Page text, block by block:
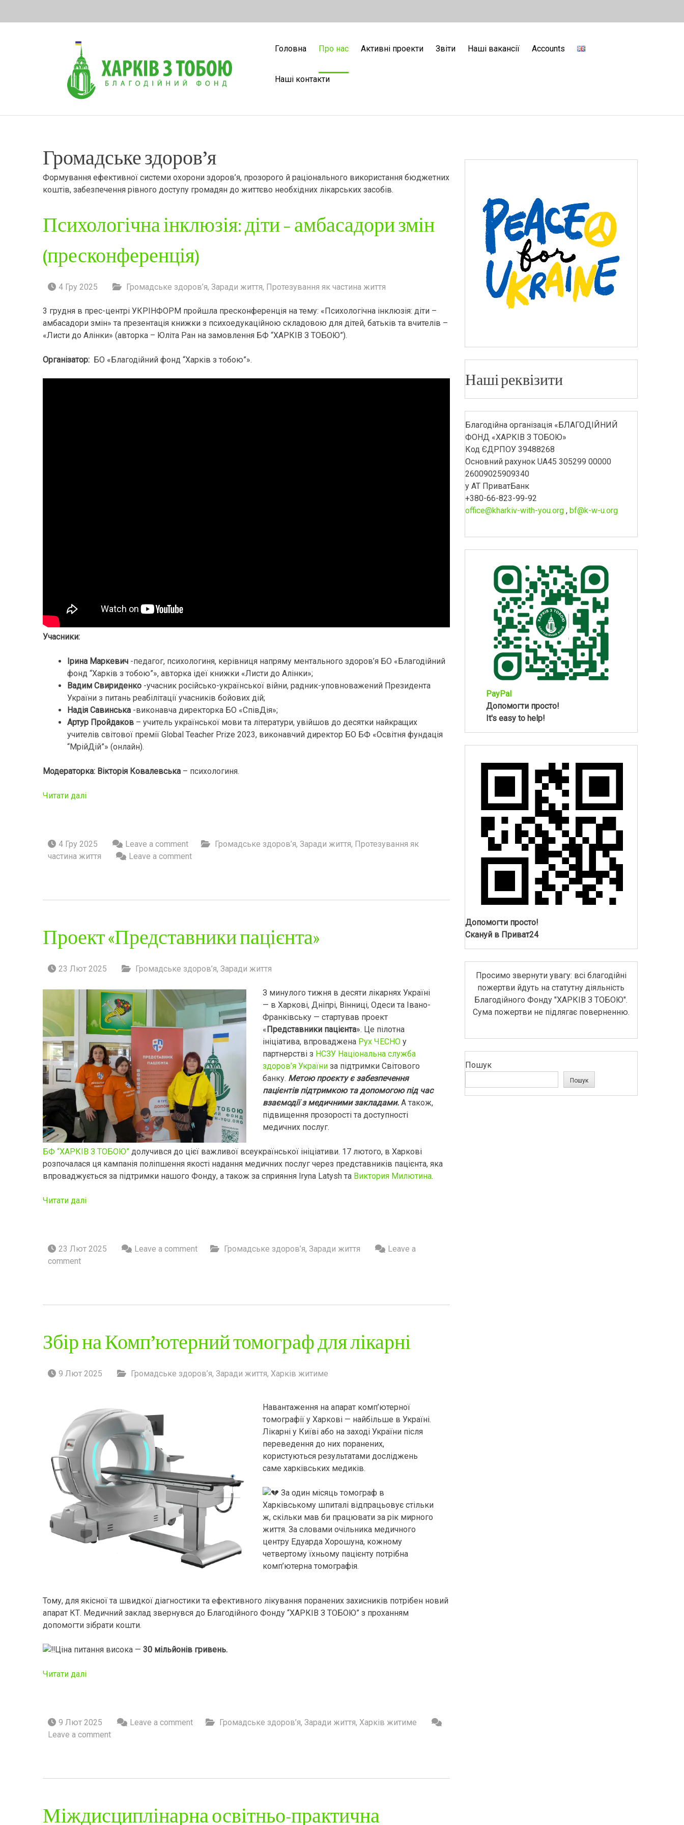
Головна
Про нас Активні проекти Звіти Наші вакансії Accounts
Наші контакти
Громадське здоров’я
Формування ефективної системи охорони здоров’я, прозорого й раціонального використання бюджетних
коштів, забезпечення рівного доступу громадян до життєво необхідних лікарських засобів.
Психологічна інклюзія: діти – амбасадори змін
(пресконференція)
4 Гру 2025 Громадське здоров’я, Заради життя, Протезування як частина життя
3 грудня в прес-центрі УКРІНФОРМ пройшла пресконференція на тему: «Психологічна інклюзія: діти –
амбасадори змін» та презентація книжки з психоедукаційною складовою для дітей, батьків та вчителів –
«Листи до Алінки» (авторка – Юліта Ран на замовлення БФ “ХАРКІВ З ТОБОЮ”).
Організатор: БО «Благодійний фонд “Харків з тобою”».
Учасники:
Ірина Маркевич -педагог, психологиня, керівниця напряму ментального здоров’я БО «Благодійний
фонд “Харків з тобою”», авторка ідеї книжки «Листи до Алінки»;
Вадим Свириденко -учасник російсько-української війни, радник-уповноважений Президента
України з питань реабілітації учасників бойових дій;
Надія Савинська -виконавча директорка БО «СпівДія»;
Артур Пройдаков – учитель української мови та літератури, увійшов до десятки найкращих
учителів світової премії Global Teacher Prize 2023, виконавчий директор БО БФ «Освітня фундація
“МрійДій”» (онлайн).
Модераторка: Вікторія Ковалевська – психологиня.
Читати далі
4 Гру 2025 Leave a comment Громадське здоров’я, Заради життя, Протезування як
частина життя
Leave a comment
Проект «Представники пацієнта»
23 Лют 2025 Громадське здоров’я, Заради життя
З минулого тижня в десяти лікарнях Україні
— в Харкові, Дніпрі, Вінниці, Одеси та Івано-
Франківську — стартував проект
«Представники пацієнта». Це пілотна
ініціатива, впроваджена Рух ЧЕСНОу
партнерстві з НСЗУ Національна служба
здоров’я Україниза підтримки Світового
банку. Метою проєкту є забезпечення
пацієнтів підтримкою та допомогою під час
взаємодії з медичними закладами. А також,
підвищення прозорості та доступності
медичних послуг.
БФ “ХАРКІВ З ТОБОЮ” долучився до цієї важливої всеукраїнської ініціативи. 17 лютого, в Харкові
розпочалася ця кампанія поліпшення якості надання медичних послуг через представників пацієнта, яка
впроваджується за підтримки нашого Фонду, а також за сприяння Iryna Latysh та Виктория Милютина.
Читати далі
23 Лют 2025 Leave a comment Громадське здоров’я, Заради життя
Leave a
comment
Збір на Комп’ютерний томограф для лікарні
9 Лют 2025 Громадське здоров’я, Заради життя, Харків житиме
Навантаження на апарат комп’ютерної
томографії у Харкові — найбільше в Україні.
Лікарні у Київі або на заході України після
переведення до них поранених,
користуються результатами досліджень
саме харківських медиків.
За один місяць томограф в
Харківському шпиталі відпрацьовує стільки
ж, скільки мав би працювати за рік мирного
життя. За словами очільника медичного
центру Едуарда Хорошуна, кожному
четвертому їхньому пацієнту потрібна
комп’ютерна томографія.
Тому, для якісної та швидкої діагностики та ефективного лікування поранених захисників потрібен новий
апарат КТ. Медичний заклад звернувся до Благодійного Фонду “ХАРКІВ З ТОБОЮ” з проханням
допомогти зібрати кошти.
Ціна питання висока — 30 мільйонів гривень.
Читати далі
9 Лют 2025 Leave a comment Громадське здоров’я, Заради життя, Харків житиме
Leave a comment
Міждисциплінарна освітньо-практична
Наші реквізити
Благодійна організація «БЛАГОДІЙНИЙ
ФОНД «ХАРКІВ З ТОБОЮ»
Код ЄДРПОУ 39488268
Основний рахунок UA45 305299 00000
26009025909340
у АТ ПриватБанк
+380-66-823-99-92
office@kharkiv-with-you.org, bf@k-w-u.org
PayPal
Допомогти просто!
It's easy to help!
Допомогти просто!
Скануй в Приват24
Просимо звернути увагу: всі благодійні
пожертви йдуть на статутну діяльність
Благодійного Фонду "ХАРКІВ З ТОБОЮ".
Сума пожертви не підлягає поверненню.
Пошук
Пошук